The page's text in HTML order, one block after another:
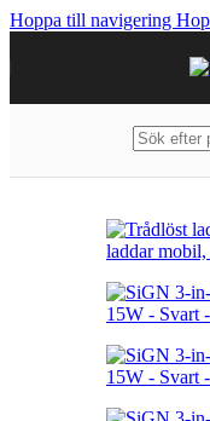
Hoppa till navigering